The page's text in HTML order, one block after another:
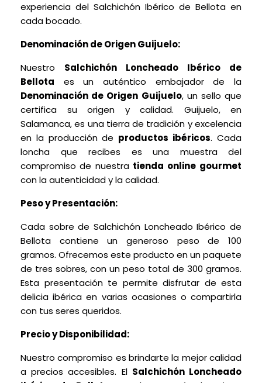
experiencia del Salchichón Ibérico de Bellota en
cada bocado.
Denominación de Origen Guijuelo:
Nuestro Salchichón Loncheado Ibérico de
Bellota es un auténtico embajador de la
Denominación de Origen Guijuelo, un sello que
certifica su origen y calidad. Guijuelo, en
Salamanca, es una tierra de tradición y excelencia
en la producción de productos ibéricos. Cada
loncha que recibes es una muestra del
compromiso de nuestra tienda online gourmet
con la autenticidad y la calidad.
Peso y Presentación:
Cada sobre de Salchichón Loncheado Ibérico de
Bellota contiene un generoso peso de 100
gramos. Ofrecemos este producto en un paquete
de tres sobres, con un peso total de 300 gramos.
Esta presentación te permite disfrutar de esta
delicia ibérica en varias ocasiones o compartirla
con tus seres queridos.
Precio y Disponibilidad:
Nuestro compromiso es brindarte la mejor calidad
a precios accesibles. El Salchichón Loncheado